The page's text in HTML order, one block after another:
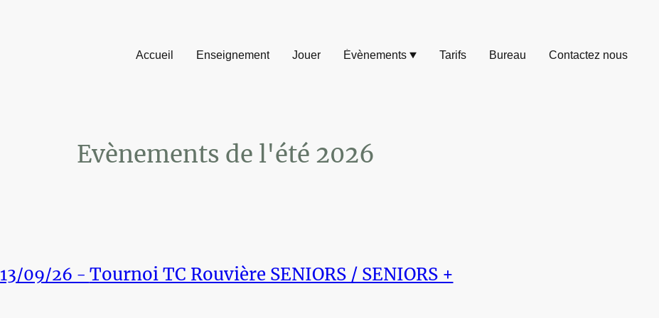
Accueil Enseignement Jouer Évènements Tarifs Bureau Contactez nous
Evènements de l'été 2026
13/09/26 - Tournoi TC Rouvière SENIORS / SENIORS +